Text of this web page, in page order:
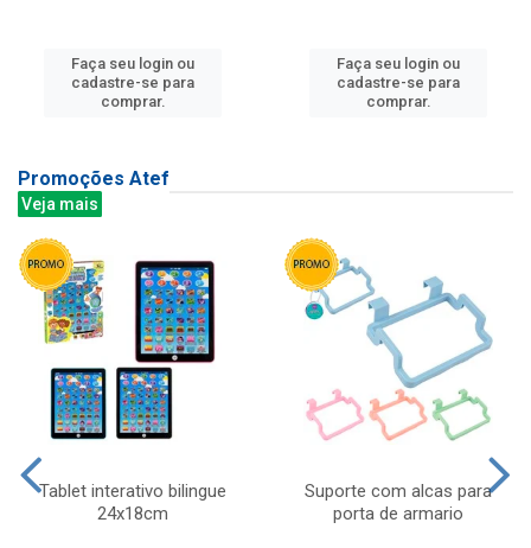
Faça seu login ou
cadastre-se para
comprar.
Faça seu login ou
cadastre-se para
comprar.
Promoções Atef
Veja mais
Tablet interativo bilingue
24x18cm
Suporte com alcas para
porta de armario